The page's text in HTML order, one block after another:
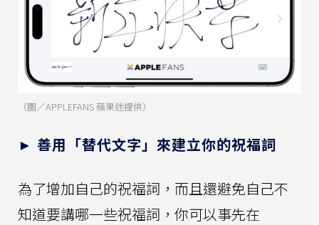
（圖／APPLEFANS 蘋果迷提供）
► 善用「替代文字」來建立你的祝福詞
為了增加自己的祝福詞，而且還避免自己不
知道要講哪一些祝福詞，你可以事先在